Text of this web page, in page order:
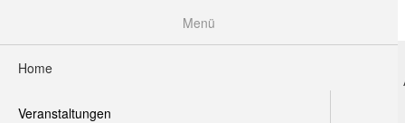
Menü
Home
Veranstaltungen